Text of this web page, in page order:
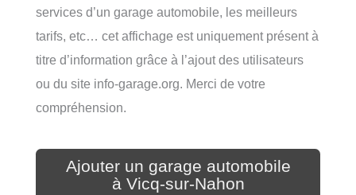
services d’un garage automobile, les meilleurs
tarifs, etc… cet affichage est uniquement présent à
titre d’information grâce à l’ajout des utilisateurs
ou du site info-garage.org. Merci de votre
compréhension.
Ajouter un garage automobile
à Vicq-sur-Nahon